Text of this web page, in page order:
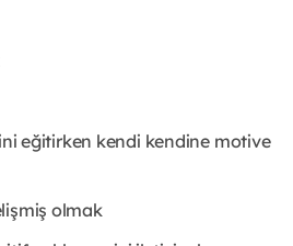
eğitirken kendi kendine motive
olmak